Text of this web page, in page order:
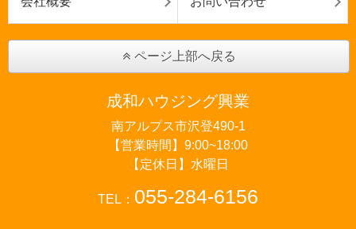
ページ上部へ戻る
成和ハウジング興業
南アルプス市沢登490-1
【営業時間】9:00~18:00
【定休日】水曜日
TEL： 055-284-6156